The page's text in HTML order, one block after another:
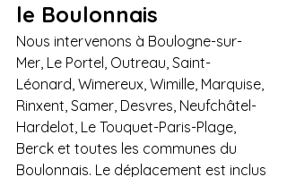
le Boulonnais
Nous intervenons à Boulogne-sur-
Mer, Le Portel, Outreau, Saint-
Léonard, Wimereux, Wimille, Marquise,
Rinxent, Samer, Desvres, Neufchâtel-
Hardelot, Le Touquet-Paris-Plage,
Berck et toutes les communes du
Boulonnais. Le déplacement est inclus